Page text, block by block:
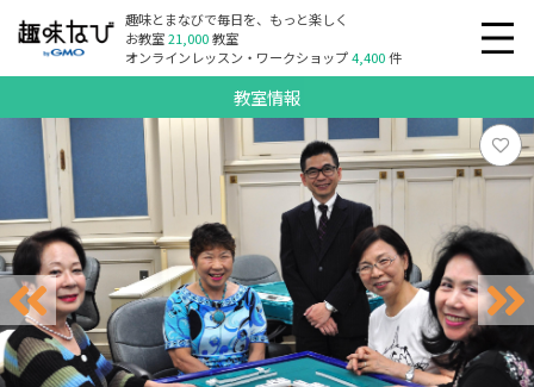
趣味とまなびで毎日を、もっと楽しく
お教室21,000教室
オンラインレッスン・ワークショップ4,400件
教室情報